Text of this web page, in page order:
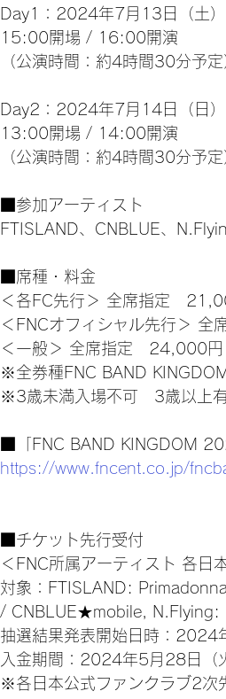
Day1：2024年7月13日（土）
15:00開場 / 16:00開演
（公演時間：約4時間30分予定
Day2：2024年7月14日（日）
13:00開場 / 14:00開演
（公演時間：約4時間30分予定
■参加アーティスト
FTISLAND、CNBLUE、
■席種・料金
＜各FC先行＞ 全席指定　
＜FNCオフィシャル先行＞ 全
＜一般＞ 全席指定　24,000円
※全券種FNC BAND
※3歳未満入場不可　3歳以上
■「FNC BAND KINGDOM
https://www.fncent.co.jp/
■チケット先行受付
＜FNC所属アーティスト 各日
対象：FTISLAND:
/ CNBLUE★mobile, N.Flying:
抽選結果発表開始日時：
入金期間：2024年5月28日
※各日本公式ファンクラブ2次